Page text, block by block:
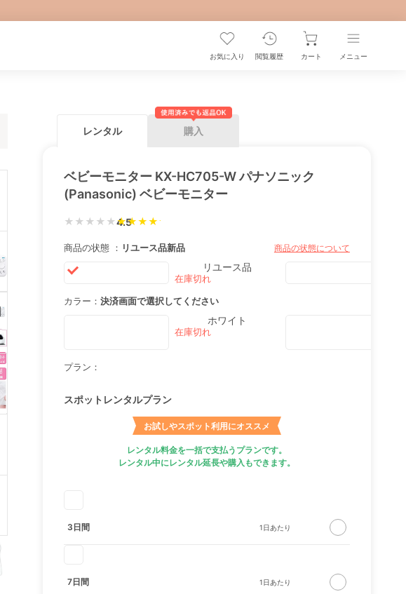
お気に入り 閲覧履歴 カート メニュー
レンタル 購入
ベビーモニター KX-HC705-W パナソニック
(Panasonic) ベビーモニター
★★★★★4.5
商品の状態 ： リユース品新品 商品の状態について
リユース品
カラー： 決済画面で選択してください
ホワイト
プラン：
スポットレンタルプラン
お試しやスポット利用にオススメ
レンタル料金を一括で支払うプランです。
レンタル中にレンタル延長や購入もできます。
3日間
7日間